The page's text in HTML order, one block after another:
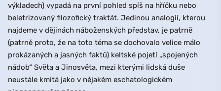
výkladech) vypadá na první pohled spíš na hříčku nebo
beletrizovaný filozofický traktát. Jedinou analogií, kterou
najdeme v dějinách náboženských představ, je patrně
(patrně proto, že na toto téma se dochovalo velice málo
prokázaných a jasných faktů) keltské pojetí „spojených
nádob“ Světa a Jinosvěta, mezi kterými lidská duše
neustále kmitá jako v nějakém eschatologickém